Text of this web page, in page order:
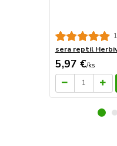
sera reptil
5,97 €/ks